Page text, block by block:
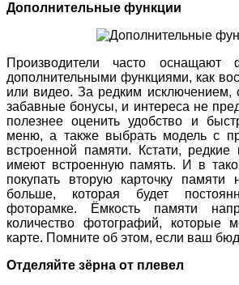
Дополнительные функции
Производители часто оснащают
дополнительными функциями, как
или видео. За редким
забавные бонусы, и интереса не
полезнее оценить удобство и
меню, а также выбрать модель с
встроенной памяти. Кстати,
имеют встроенную память. И в
покупать вторую карточку
больше, которая будет
фоторамке. Ёмкость памяти
количество фотографий, которые
карте. Помните об этом, если ваш
Отделяйте зёрна от плевел